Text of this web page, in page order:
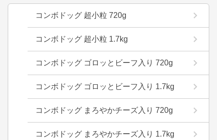
コンボドッグ 超小粒 720g
コンボドッグ 超小粒 1.7kg
コンボドッグ ゴロッとビーフ入り 720g
コンボドッグ ゴロッとビーフ入り 1.7kg
コンボドッグ まろやかチーズ入り 720g
コンボドッグ まろやかチーズ入り 1.7kg